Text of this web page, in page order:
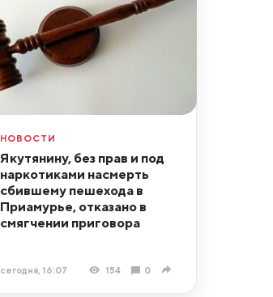
НОВОСТИ
Якутянину, без прав и под
наркотиками насмерть
сбившему пешехода в
Приамурье, отказано в
смягчении приговора
сегодня, 16:07 154 0